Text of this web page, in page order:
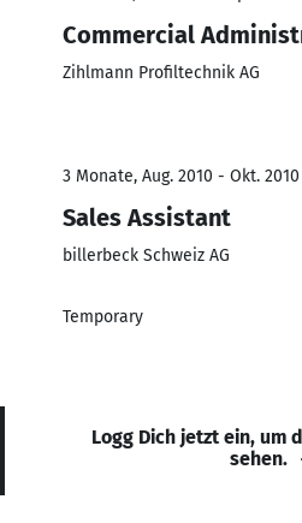
Commercial
Zihlmann Profiltechnik AG
3 Monate, Aug. 2010 - Okt. 2010
Sales Assistant
billerbeck Schweiz AG
Temporary
Logg Dich jetzt ein, um
sehen.